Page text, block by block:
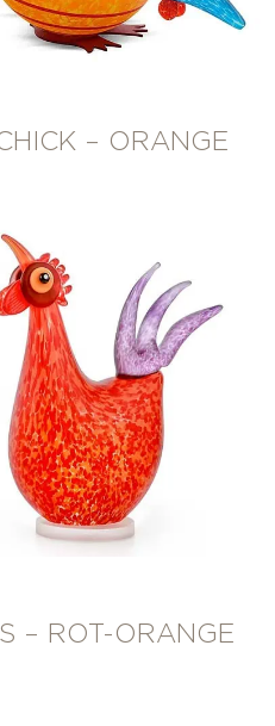
– ORANGE
– ROT-ORANGE